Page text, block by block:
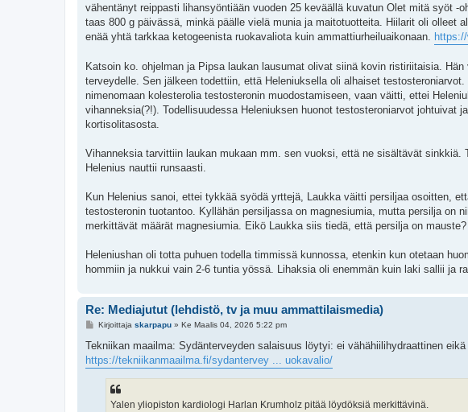
t
i
vähentänyt reippasti lihansyöntiään vuoden 25 keväällä kuvatun Olet mitä syöt
taas 800 g päivässä, minkä päälle vielä munia ja maitotuotteita. Hiilarit oli
enää yhtä tarkkaa ketogeenista ruokavaliota kuin ammattiurheiluaikonaan.
Katsoin ko. ohjelman ja Pipsa laukan lausumat olivat siinä kovin ristiriitaisia.
terveydelle. Sen jälkeen todettiin, että Heleniuksella oli alhaiset
nimenomaan kolesterolia testosteronin muodostamiseen, vaan väitti, ettei
vihanneksia(?!). Todellisuudessa Heleniuksen huonot testosteroniarvot johtuivat
kortisolitasosta.
Vihanneksia tarvittiin laukan mukaan mm. sen vuoksi, että ne sisältävät
Helenius nauttii runsaasti.
Kun Helenius sanoi, ettei tykkää syödä yrttejä, Laukka väitti persiljaa osoitten,
testosteronin tuotantoo. Kyllähän persiljassa on magnesiumia, mutta persilja
merkittävät määrät magnesiumia. Eikö Laukka siis tiedä, että persilja on mauste?
Heleniushan oli totta puhuen todella timmissä kunnossa, etenkin kun otetaan
hommiin ja nukkui vain 2-6 tuntia yössä. Lihaksia oli enemmän kuin laki sallii ja
Re: Mediajutut (lehdistö, tv ja muu ammattilaismedia)
V
e
t
Kirjoittaja skarpapu» Ke Maalis 04, 2026 5:22 pm
Tekniikan maailma: Sydänterveyden salaisuus löytyi: ei vähähiilihydraattinen
https://tekniikanmaailma.fi/sydantervey ... uokavalio/
Yalen yliopiston kardiologi Harlan Krumholz pitää löydöksiä merkittävinä.